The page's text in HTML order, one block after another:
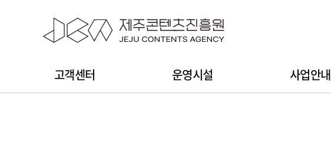
고객센터 운영시설 사업안내